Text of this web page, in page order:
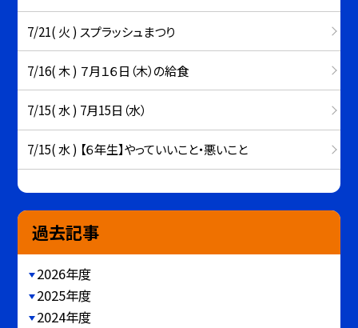
7/21( 火 ) スプラッシュまつり
7/16( 木 ) ７月１６日（木）の給食
7/15( 水 ) 7月15日（水）
7/15( 水 ) 【６年生】やっていいこと・悪いこと
過去記事
2026年度
2025年度
2024年度